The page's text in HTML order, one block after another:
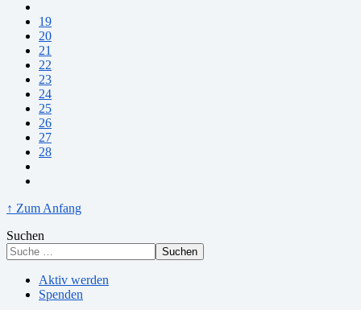
19
20
21
22
23
24
25
26
27
28
↑ Zum Anfang
Suchen
Suchen
Aktiv werden
Spenden